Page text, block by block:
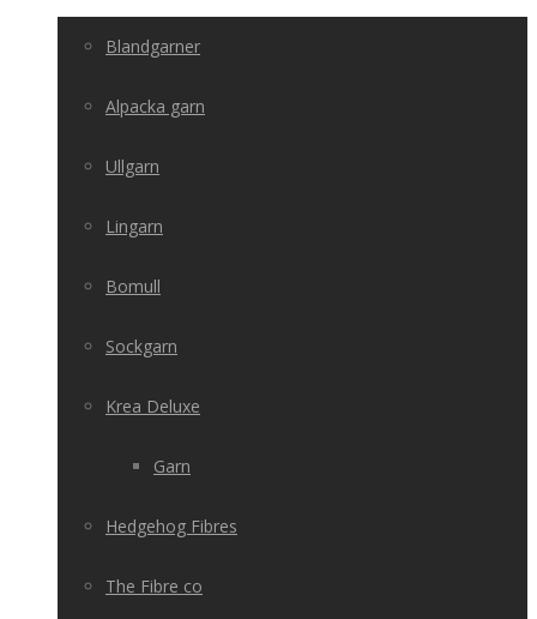
Blandgarner
Alpacka garn
Ullgarn
Lingarn
Bomull
Sockgarn
Krea Deluxe
Garn
Hedgehog Fibres
The Fibre co